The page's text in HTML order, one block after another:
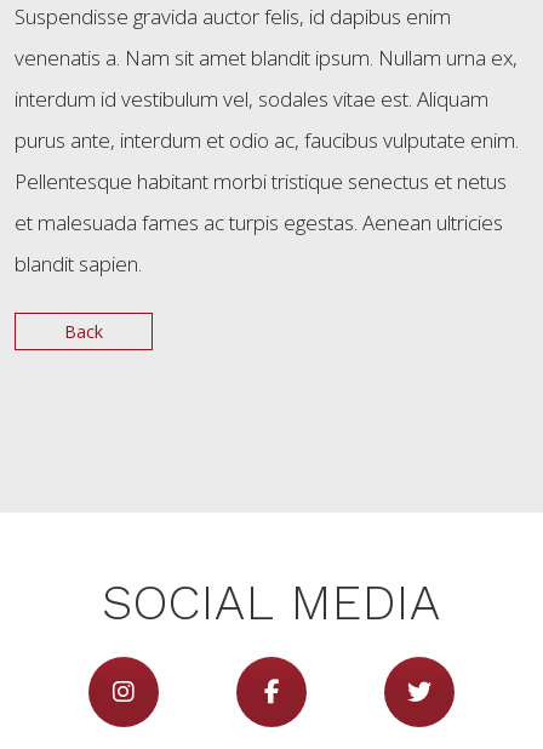
CONTACT
Suspendisse gravida auctor felis, id dapibus enim
venenatis a. Nam sit amet blandit ipsum. Nullam urna ex,
interdum id vestibulum vel, sodales vitae est. Aliquam
purus ante, interdum et odio ac, faucibus vulputate enim.
Pellentesque habitant morbi tristique senectus et netus
et malesuada fames ac turpis egestas. Aenean ultricies
blandit sapien.
Back
SOCIAL MEDIA